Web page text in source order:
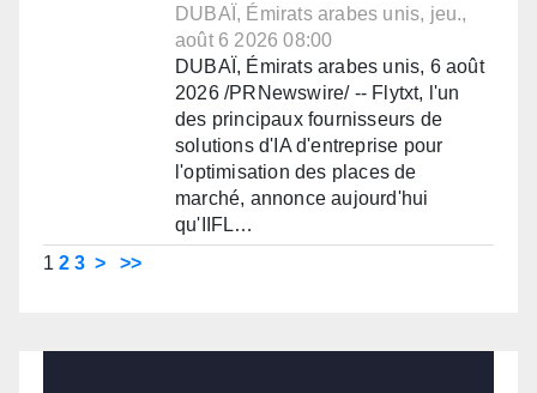
DUBAÏ, Émirats arabes unis, jeu.,
août 6 2026 08:00
DUBAÏ, Émirats arabes unis, 6 août
2026 /PRNewswire/ -- Flytxt, l'un
des principaux fournisseurs de
solutions d'IA d'entreprise pour
l'optimisation des places de
marché, annonce aujourd'hui
qu'IIFL…
1 2 3 > >>